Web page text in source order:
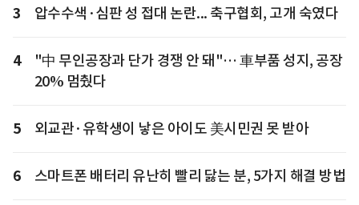
3 압수수색·심판 성 접대 논란... 축구협회, 고개 숙였다
4
"中 무인공장과 단가 경쟁 안 돼"… 車부품 성지, 공장
20% 멈췄다
5 외교관·유학생이 낳은 아이도 美시민권 못 받아
6 스마트폰 배터리 유난히 빨리 닳는 분, 5가지 해결 방법